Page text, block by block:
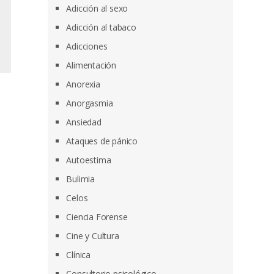
Adicción al sexo
Adicción al tabaco
Adicciones
Alimentación
Anorexia
Anorgasmia
Ansiedad
Ataques de pánico
Autoestima
Bulimia
Celos
Ciencia Forense
Cine y Cultura
Clínica